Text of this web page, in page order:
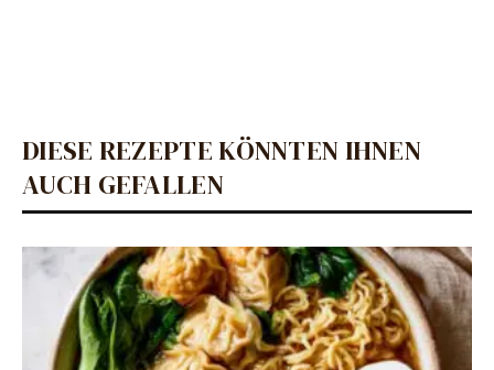
DIESE REZEPTE KÖNNTEN IHNEN
AUCH GEFALLEN